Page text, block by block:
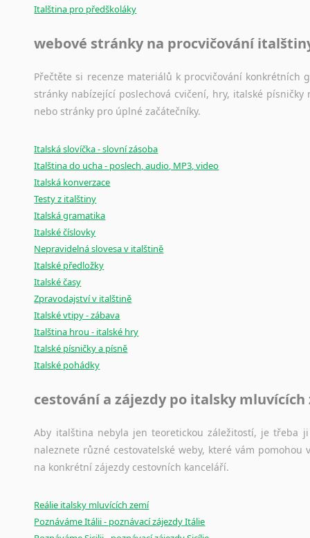
Italština pro předškoláky
webové stránky na procvičování
Přečtěte si recenze materiálů k procvičování
stránky nabízející poslechová cvičení, hry, italské
nebo stránky pro úplné začátečníky.
Italská slovíčka - slovní zásoba
Italština do ucha - poslech, audio, MP3, video
Italská konverzace
Testy z italštiny
Italská gramatika
Italské číslovky
Nepravidelná slovesa v italštině
Italské předložky
Italské časy
Zpravodajství v italštině
Italské vtipy - zábava
Italština hrou - italské hry
Italské písničky a písně
Italské pohádky
cestování a zájezdy po italsky mluvících
Aby italština nebyla jen teoretickou záležitostí, je třeba
naleznete různé cestovatelské weby, které vám
na konkrétní zájezdy cestovních kanceláří.
Reálie italsky mluvících zemí
Poznáváme Itálii - poznávací zájezdy Itálie